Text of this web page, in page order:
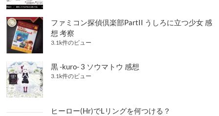
ファミコン探偵倶楽部PartII うしろに立つ少女 感
想 考察
3.1k件のビュー
黒 -kuro- 3 ソウマトウ 感想
3.1k件のビュー
ヒーロー(Hr)でLリングを何つける？